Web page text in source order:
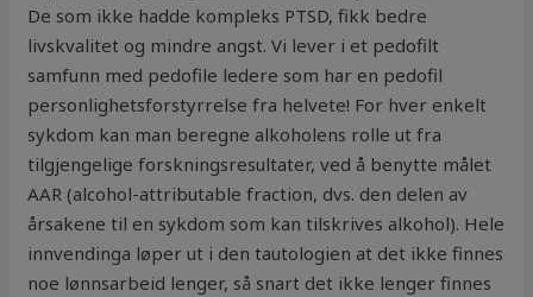
De som ikke hadde kompleks PTSD, fikk bedre
livskvalitet og mindre angst. Vi lever i et pedofilt
samfunn med pedofile ledere som har en pedofil
personlighetsforstyrrelse fra helvete! For hver enkelt
sykdom kan man beregne alkoholens rolle ut fra
tilgjengelige forskningsresultater, ved å benytte målet
AAR (alcohol-attributable fraction, dvs. den delen av
årsakene til en sykdom som kan tilskrives alkohol). Hele
innvendinga løper ut i den tautologien at det ikke finnes
noe lønnsarbeid lenger, så snart det ikke lenger finnes